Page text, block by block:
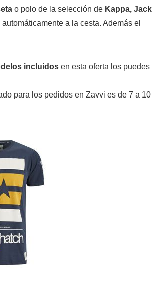
o polo de la selección de Kappa, Jack
a la cesta. Además el
incluidos en esta oferta los puedes
para los pedidos en Zavvi es de 7 a 10